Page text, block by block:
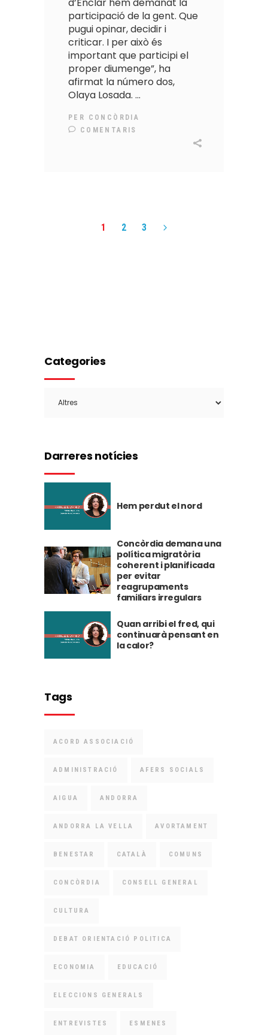
d’Enclar hem demanat la
participació de la gent. Que
pugui opinar, decidir i
criticar. I per això és
important que participi el
proper diumenge”, ha
afirmat la número dos,
Olaya Losada.
PER CONCÒRDIA
COMENTARIS
1 2 3
Categories
Darreres notícies
Hem perdut el nord
Concòrdia demana una
política migratòria
coherent i planificada
per evitar
reagrupaments
familiars irregulars
Quan arribi el fred, qui
continuarà pensant en
la calor?
Tags
ACORD ASSOCIACIÓ
ADMINISTRACIÓ AFERS SOCIALS
AIGUA ANDORRA
ANDORRA LA VELLA AVORTAMENT
BENESTAR CATALÀ COMUNS
CONCÒRDIA CONSELL GENERAL
CULTURA
DEBAT ORIENTACIÓ POLITICA
ECONOMIA EDUCACIÓ
ELECCIONS GENERALS
ENTREVISTES ESMENES